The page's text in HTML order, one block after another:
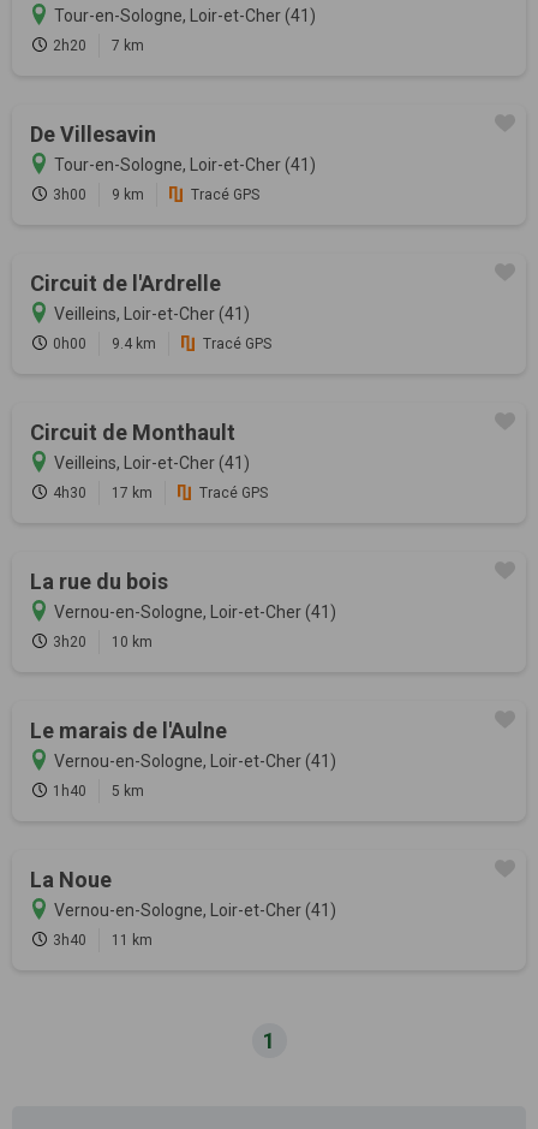
Tour-en-Sologne, Loir-et-Cher (41)
2h20 7 km
De Villesavin
Tour-en-Sologne, Loir-et-Cher (41)
3h00 9 km Tracé GPS
Circuit de l'Ardrelle
Veilleins, Loir-et-Cher (41)
0h00 9.4 km Tracé GPS
Circuit de Monthault
Veilleins, Loir-et-Cher (41)
4h30 17 km Tracé GPS
La rue du bois
Vernou-en-Sologne, Loir-et-Cher (41)
3h20 10 km
Le marais de l'Aulne
Vernou-en-Sologne, Loir-et-Cher (41)
1h40 5 km
La Noue
Vernou-en-Sologne, Loir-et-Cher (41)
3h40 11 km
1